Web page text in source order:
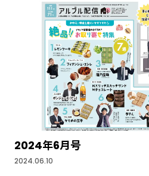
2024年6月号
2024.06.10